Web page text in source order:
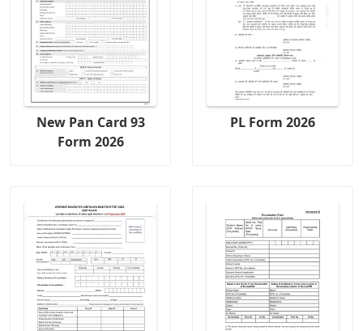
New Pan Card 93
Form 2026
PL Form 2026